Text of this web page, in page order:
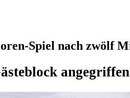
Spiel nach zwölf